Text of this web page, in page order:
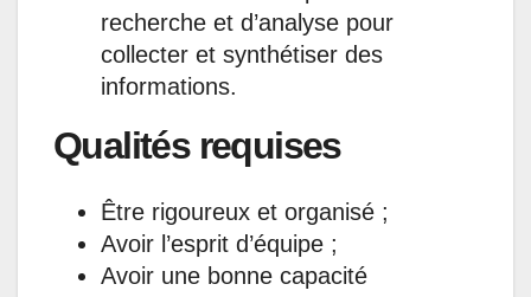
recherche et d’analyse pour
collecter et synthétiser des
informations.
Qualités requises
Être rigoureux et organisé ;
Avoir l’esprit d’équipe ;
Avoir une bonne capacité